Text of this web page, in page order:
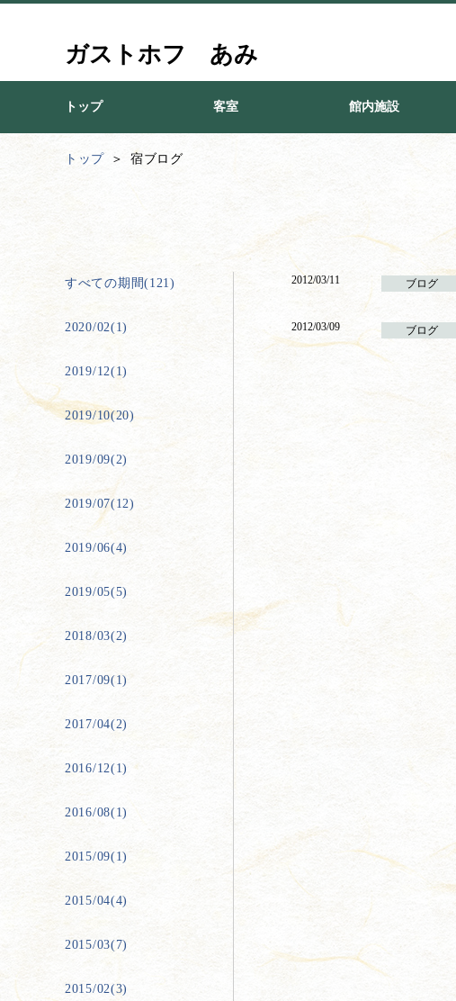
ガストホフ あみ
トップ 客室 館内施設
トップ 宿ブログ
すべての期間(121)
2020/02(1)
2019/12(1)
2019/10(20)
2019/09(2)
2019/07(12)
2019/06(4)
2019/05(5)
2018/03(2)
2017/09(1)
2017/04(2)
2016/12(1)
2016/08(1)
2015/09(1)
2015/04(4)
2015/03(7)
2015/02(3)
2012/03/11 ブログ
2012/03/09 ブログ